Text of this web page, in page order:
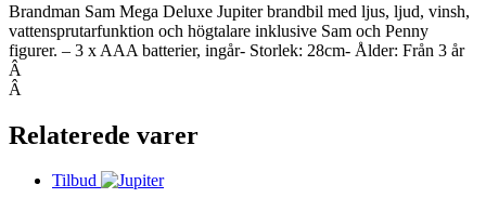
Brandman Sam Mega Deluxe Jupiter brandbil med ljus, ljud, vinsh,
vattensprutarfunktion och högtalare inklusive Sam och Penny
figurer. – 3 x AAA batterier, ingår- Storlek: 28cm- Ålder: Från 3 år
Â
Â
Relaterede varer
Tilbud